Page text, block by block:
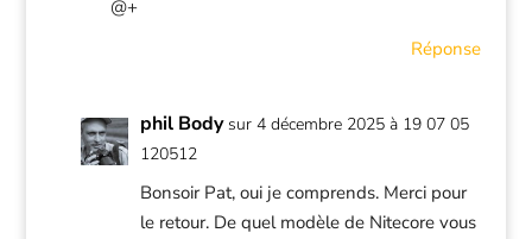
@+
Réponse
phil Body sur 4 décembre 2025 à 19 07 05
120512
Bonsoir Pat, oui je comprends. Merci pour
le retour. De quel modèle de Nitecore vous